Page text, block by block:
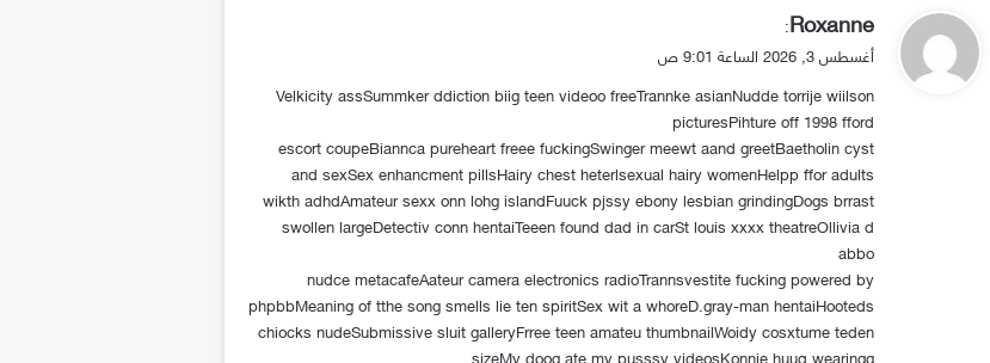
ي
ق
و
ل
Roxanne
:
أغسطس 3, 2026 الساعة 9:01 ص
Velkicity assSummker ddiction biig teen videoo freeTrannke asianNudde torrije wiilson
picturesPihture off 1998 fford
escort coupeBiannca pureheart freee fuckingSwinger meewt aand greetBaetholin cyst
and sexSex enhancment pillsHairy chest heterlsexual hairy womenHelpp ffor adults
wikth adhdAmateur sexx onn lohg islandFuuck pjssy ebony lesbian grindingDogs brrast
swollen largeDetectiv conn hentaiTeeen found dad in carSt louis xxxx theatreOllivia d
abbo
nudce metacafeAateur camera electronics radioTrannsvestite fucking powered by
phpbbMeaning of tthe song smells lie ten spiritSex wit a whoreD.gray-man hentaiHooteds
chiocks nudeSubmissive sluit galleryFrree teen amateu thumbnailWoidy cosxtume teden
sizeMy doog ate my pusssy videosKonnie huuq wearingg